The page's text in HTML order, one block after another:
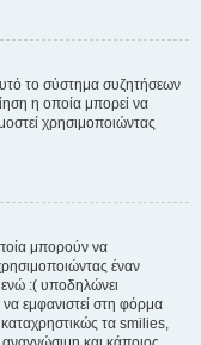
το σύστημα συζητήσεων
η οποία μπορεί να
χρησιμοποιώντας
μπορούν να
έναν
:( υποδηλώνει
εμφανιστεί στη φόρμα
τα smilies,